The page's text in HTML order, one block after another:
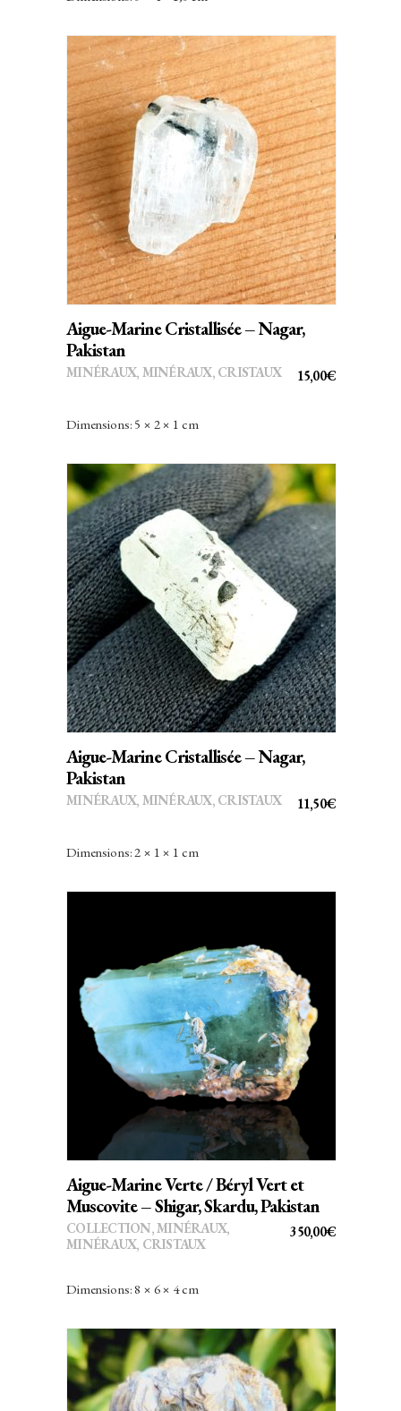
Tourmaline
Vanadinite
Vivianite
Wulfénite
Zéolithe
Zoïsite
AJOUTER AU PANIER
Aigue-Marine Cristallisée – Nagar,
Pakistan
15,00€
MINÉRAUX, MINÉRAUX, CRISTAUX
Dimensions: 5 × 2 × 1 cm
AJOUTER AU PANIER
Aigue-Marine Cristallisée – Nagar,
Pakistan
11,50€
MINÉRAUX, MINÉRAUX, CRISTAUX
Dimensions: 2 × 1 × 1 cm
AJOUTER AU PANIER
Aigue-Marine Verte / Béryl Vert et
Muscovite – Shigar, Skardu, Pakistan
350,00€
COLLECTION,MINÉRAUX,
MINÉRAUX, CRISTAUX
Dimensions: 8 × 6 × 4 cm